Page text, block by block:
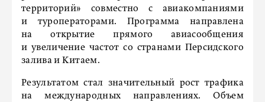
территорий» совместно с авиакомпаниями
и туроператорами. Программа направлена
на открытие прямого авиасообщения
и увеличение частот со странами Персидского
залива и Китаем.
Результатом стал значительный рост трафика
на международных направлениях. Объем